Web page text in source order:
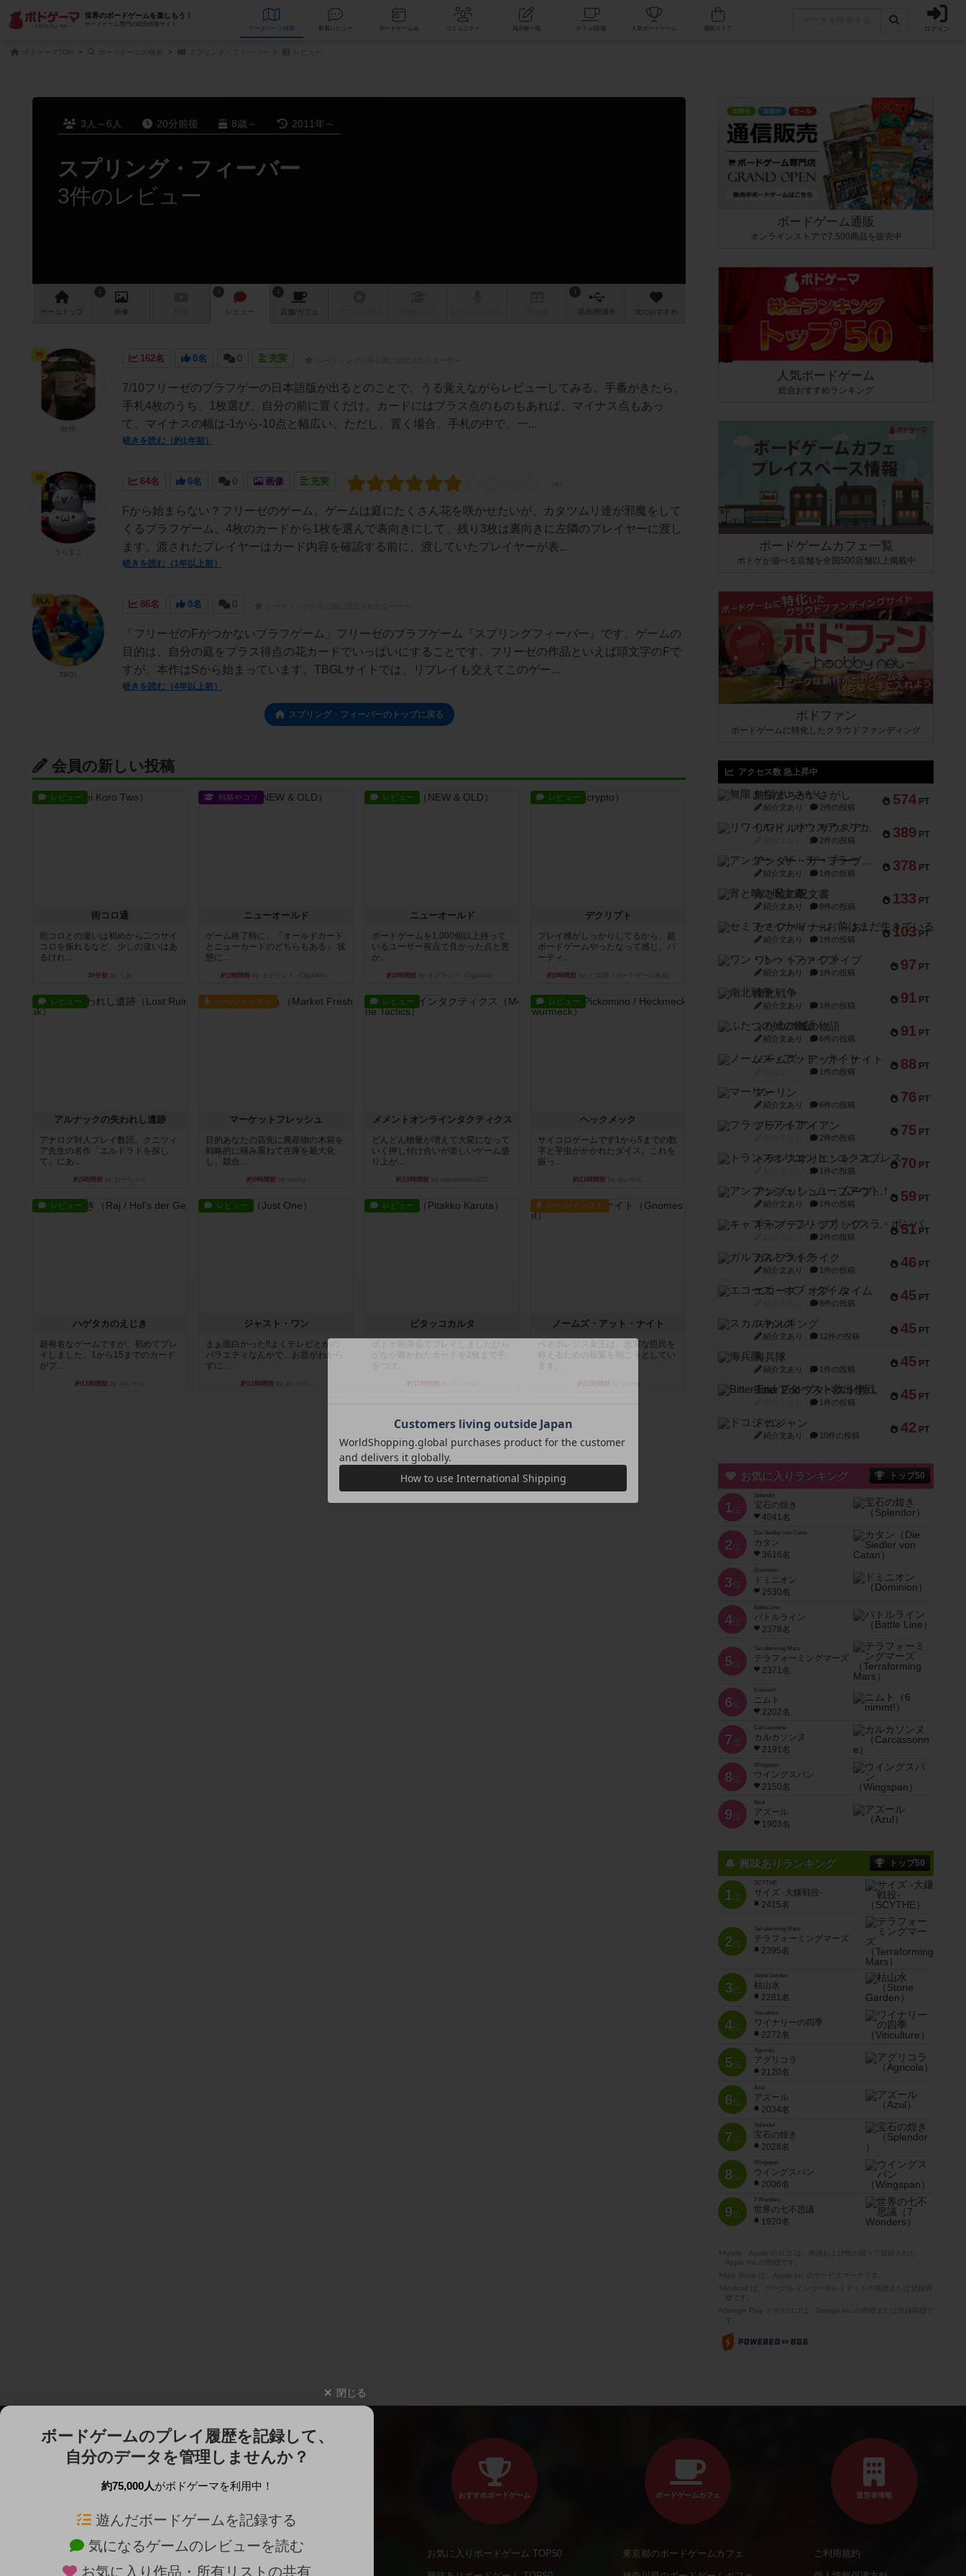
世界のボードゲームを楽しもう！
ボードゲーム専門の総合情報サイト
データベース 検索 新着レビュー ボードゲーム会 コミュニティ 掲示板一覧 カフェ/店舗 人気ボードゲーム ログイン
ボドゲーマTOP
3人～6人 20分前後 8歳～ 2011年～
スプリング・フィーバー
3件のレビュー
ゲーム トップ
1
画像
3
レビュー
1
店舗/カフェ
1
拡張/関連 作 次のおすすめ
162名 0名 0 充実
7/10フリーゼのブラフゲーの日本語版が出るとのことで、うる覚えながらレビューしてみる。手番がきたら、
手札4枚のうち、1枚選び、自分の前に置くだけ。カードにはプラス点のものもあれば、マイナス点もあっ
て、マイナスの幅は-1から-10点と幅広い。ただし、置く場合、手札の中で、一...
続きを読む（約1年前）
神
白州
64名 0名 0 画像 充実
Fから始まらない？フリーゼのゲーム。ゲームは庭にたくさん花を咲かせたいが、カタツムリ達が邪魔をして
くるブラフゲーム。4枚のカードから1枚を選んで表向きにして、残り3枚は裏向きに左隣のプレイヤーに渡し
ます。渡されたプレイヤーはカード内容を確認する前に、渡していたプレイヤーが表...
続きを読む（1年以上前）
神
うらまこ
86名 0名 0
「フリーゼのFがつかないブラフゲーム」フリーゼのブラフゲーム『スプリングフィーバー』です。ゲームの
目的は、自分の庭をプラス得点の花カードでいっぱいにすることです。フリーゼの作品といえば頭文字のFで
すが、本作はSから始まっています。TBGLサイトでは、リプレイも交えてこのゲー...
続きを読む（4年以上前）
仙人
TBGL
スプリング・フィーバーのトップに戻る
会員の新しい投稿
レビュー
街コロ通
街コロとの違いは初めから二つサイ
コロを振れるなど、少しの違いはあ
るけれ...
39分前
戦略やコツ
ニューオールド
ゲーム終了時に、「オールドカード
とニューカードのどちらもある」 状
態に...
約1時間前
レビュー
ニューオールド
ボードゲームを1,000個以上持って
いるユーザー視点で良かった点と悪
か...
約2時間前
レビュー
デクリプト
プレイ感がしっかりしてるから、超
ボードゲームやったなって感じ。パ
ーティ...
約3時間前by ヒロ(新！ボードゲーム家族)
レビュー
アルナックの失われし遺跡
アナログ対人プレイ数回。クニツィ
ア先生の名作「エルドラドを探し
て」にあ...
約5時間前
ルール/インスト
マーケットフレッシュ
目的あなたの店先に農産物の木箱を
戦略的に積み重ねて在庫を最大化
し、競合...
約9時間前
レビュー
メメントオンラインタクティクス
どんどん物量が増えて大変になって
いく押し付け合いが楽しいゲーム盛
り上が...
約10時間前
レビュー
ヘックメック
サイコロゲームです1から5までの数
字と芋虫がかかれたダイス。これを
振っ...
約11時間前 by みいやん
レビュー
ハゲタカのえじき
超有名なゲームですが、初めてプレ
イしました。1から15までのカード
がプ...
約11時間前 by みいやん
レビュー
ジャスト・ワン
まぁ面白かった‼️よくテレビとかの
バラエティなんかで、お題がわから
ずに...
約11時間前 by みいやん
レビュー
ピタッコカルタ
ボドゲ相席会でプレイしましたひら
がなが書かれたカードを2枚まで手
をつけ...
約11時間前
ルール/インスト
ノームズ・アット・ナイト
ベネボレンス女王は、忠実な臣民を
称えるための祝宴を開こうとしてい
ます。...
約12時間前
ボードゲーム通販
オンラインストアで7,500商品を販売中
人気ボードゲーム
総合おすすめランキング
ボードゲームカフェ一覧
ボドゲが遊べる店舗を全国500店舗以上掲載中
ボドファン
ボードゲームに特化したクラウドファンディング
アクセス数 急上昇中
574 PT
無限まちがいさがし
紹介文あり 2件の投稿
389 PT
リワイルド：サウスアメリカ
2件の投稿
378 PT
アンダー・ザ・テーブラー
紹介文あり 1件の投稿
133 PT
宵と暁の呪文書
紹介文あり 8件の投稿
103 PT
セミファイナル ～お前はまだ生きている～
紹介文あり 1件の投稿
97 PT
ワン・トゥ・ファイブ
紹介文あり 1件の投稿
91 PT
南北戦争
紹介文あり 1件の投稿
91 PT
ふたつの城の物語
紹介文あり 6件の投稿
88 PT
ノームズ・アット・ナイト
1件の投稿
76 PT
マーリン
紹介文あり 6件の投稿
75 PT
フラットアイアン
2件の投稿
70 PT
トランスオリエント・エクスプレス
1件の投稿
59 PT
アンブッシュ！：ムーブアウト！
紹介文あり 1件の投稿
51 PT
キャプテン・フリップ：イスラ・ボンバ
2件の投稿
46 PT
ガルフストライク
紹介文あり 1件の投稿
45 PT
エコーズ・オブ・タイム
8件の投稿
45 PT
スカルキング
紹介文あり 12件の投稿
45 PT
海兵隊
紹介文あり 1件の投稿
45 PT
Bitter End ブタペスト救出作戦
1件の投稿
42 PT
ドコジャン
紹介文あり 10件の投稿
お気に入りランキング トップ50
1位
Splendor
宝石の煌き
4041名
2位
Die Siedler von Catan
カタン
3616名
3位
Dominion
ドミニオン
2530名
4位
Battle Line
バトルライン
2378名
5位
Terraforming Mars
テラフォーミングマーズ
2371名
6位
6 nimmt!
ニムト
2202名
7位
Carcassonne
カルカソンヌ
2191名
8位
Wingspan
ウイングスパン
2150名
9位
Azul
アズール
1903名
興味ありランキング トップ50
1位
SCYTHE
サイズ -大鎌戦役-
2415名
2位
Terraforming Mars
テラフォーミングマーズ
2395名
3位
Stone Garden
枯山水
2281名
4位
Viticulture
ワイナリーの四季
2272名
5位
Agricola
アグリコラ
2120名
6位
Azul
アズール
2034名
7位
Splendor
宝石の煌き
2028名
8位
Wingspan
ウイングスパン
2006名
9位
7 Wonders
世界の七不思議
1920名
※Apple、Apple のロゴ は、米国および他の国々で登録された
Apple Inc.の商標です。
※App Store は、Apple Inc.のサービスマークです。
※Android は、グーグル インコーポレイテッドの商標または登録商
※Google Play とそのロゴは、Google Inc.の商標または登録商標で
閉じる
ボードゲームのプレイ履歴を記録して、
自分のデータを管理しませんか？
約75,000人がボドゲーマを利用中！
遊んだボードゲームを記録する
気になるゲームのレビューを読む
お気に入り作品・所有リストの共有
ボードゲームを検索する 新作・再入荷情報
おすすめボードゲーム
お気に入りボードゲーム TOP50
ボードゲームカフェ
東京都のボードゲームカフェ
運営者情報
ご利用規約